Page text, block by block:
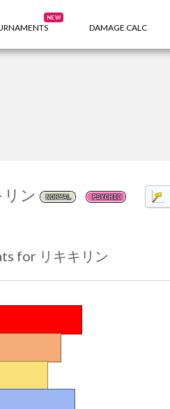
NEW
DAMAGE CALC
リン NORMAL PSYCHIC
for リキキリン